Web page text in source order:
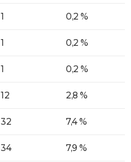
1 0,2 %
1 0,2 %
1 0,2 %
12 2,8 %
32 7,4 %
34 7,9 %